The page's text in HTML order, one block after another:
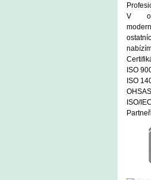
V
ISO
ISO
ISO/
Partneři